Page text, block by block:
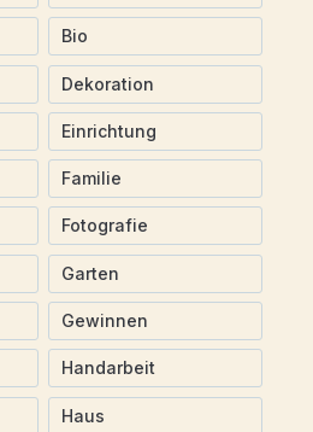
Bio
Dekoration
Einrichtung
Familie
Fotografie
Garten
Gewinnen
Handarbeit
Haus